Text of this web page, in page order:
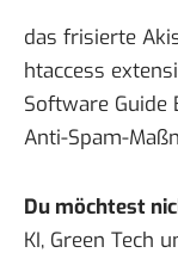
das frisierte
htaccess
Software Guide
Anti-Spam-
Du möchtest
KI, Green Tech